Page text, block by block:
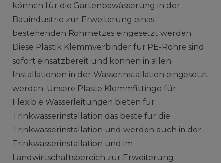
können für die Gartenbewässerung in der
Bauindustrie zur Erweiterung eines
bestehenden Rohrnetzes eingesetzt werden.
Diese Plastik Klemmverbinder für PE-Rohre sind
sofort einsatzbereit und können in allen
Installationen in der Wasserinstallation eingesetzt
werden. Unsere Plaste Klemmfittinge für
Flexible Wasserleitungen bieten für
Trinkwasserinstallation das beste für die
Trinkwasserinstallation und werden auch in der
Trinkwasserinstallation und im
Landwirtschaftsbereich zur Erweiterung